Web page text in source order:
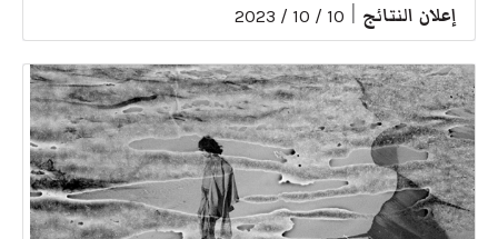
إعلان النتائج 10 / 10 / 2023